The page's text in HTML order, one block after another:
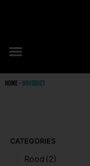
Home» Bousquet
CATEGORIES
Rood (2)